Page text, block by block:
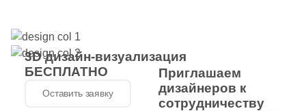
3D дизайн-визуализация
БЕСПЛАТНО
Оставить заявку
Приглашаем
дизайнеров к
сотрудничеству